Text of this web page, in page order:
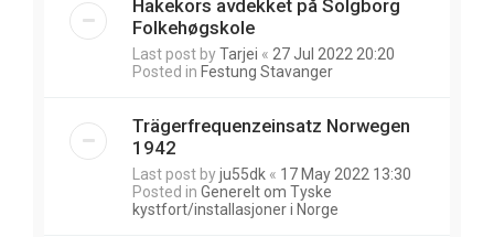
Hakekors avdekket på Solgborg
Folkehøgskole
Last post byTarjei « 27 Jul 2022 20:20
Posted in Festung Stavanger
Trägerfrequenzeinsatz Norwegen
1942
Last post byju55dk « 17 May 2022 13:30
Posted in Generelt om Tyske
kystfort/installasjoner i Norge